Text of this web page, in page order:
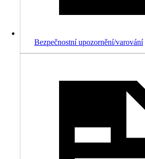
Bezpečnostní upozornění/varování